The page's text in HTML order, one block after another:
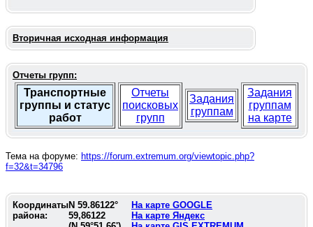
Вторичная исходная информация
Отчеты групп:
Транспортные
группы и статус
работ
Отчеты
поисковых
групп
Задания
группам
Задания
группам
на карте
Тема на форуме: https://forum.extremum.org/viewtopic.php?
f=32&t=34796
Координаты
района:
N 59.86122°
59,86122
На карте GOOGLE
На карте Яндекс